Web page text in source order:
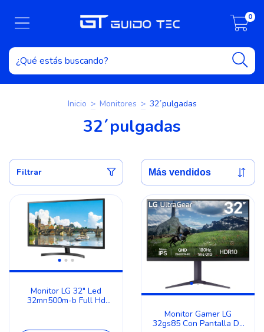
0
Inicio > Monitores > 32´pulgadas
32´pulgadas
Filtrar
Monitor LG 32" Led
32mn500m-b Full Hd
Monitor Gamer LG
32gs85 Con Pantalla De